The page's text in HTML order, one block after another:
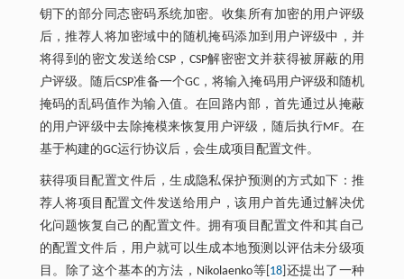
钥下的部分同态密码系统加密。收集所有加密的用户评级
后，推荐人将加密域中的随机掩码添加到用户评级中，并
将得到的密文发送给CSP，CSP解密密文并获得被屏蔽的用
户评级。随后CSP准备一个GC，将输入掩码用户评级和随机
掩码的乱码值作为输入值。在回路内部，首先通过从掩蔽
的用户评级中去除掩模来恢复用户评级，随后执行MF。在
基于构建的GC运行协议后，会生成项目配置文件。
获得项目配置文件后，生成隐私保护预测的方式如下：推
荐人将项目配置文件发送给用户，该用户首先通过解决优
化问题恢复自己的配置文件。拥有项目配置文件和其自己
的配置文件后，用户就可以生成本地预测以评估未分级项
目。除了这个基本的方法，Nikolaenko等[ 18 ]还提出了一种